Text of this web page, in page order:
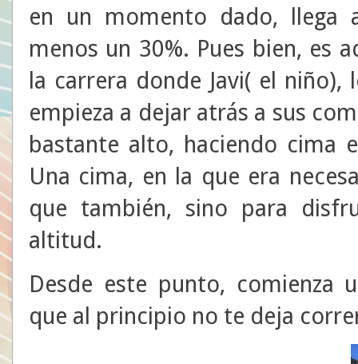
en un momento dado, llega
menos un 30%. Pues bien, es
la carrera donde Javi( el
empieza a dejar atrás a sus
bastante alto, haciendo cima
Una cima, en la que era
que también, sino para
altitud.
Desde este punto, comienza
que al principio no te deja